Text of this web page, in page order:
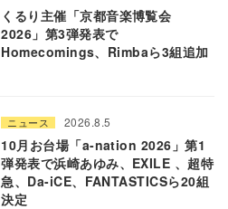
くるり主催「京都音楽博覧会
2026」第3弾発表で
Homecomings、Rimbaら3組追加
ニュース 2026.8.5
10月お台場「a-nation 2026」第1
弾発表で浜崎あゆみ、EXILE 、超特
急、Da-iCE、FANTASTICSら20組
決定